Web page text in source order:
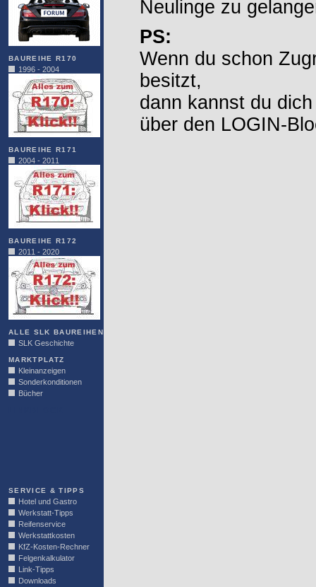
BAUREIHE R170
1996 - 2004
BAUREIHE R171
2004 - 2011
BAUREIHE R172
2011 - 2020
ALLE SLK BAUREIHEN
SLK Geschichte
MARKTPLATZ
Kleinanzeigen
Sonderkonditionen
Bücher
SERVICE & TIPPS
Hotel und Gastro
Werkstatt-Tipps
Reifenservice
Werkstattkosten
KfZ-Kosten-Rechner
Felgenkalkulator
Link-Tipps
Downloads
Neulinge zu
PS:
Wenn du schon
besitzt,
dann kannst du
über den LOGIN-